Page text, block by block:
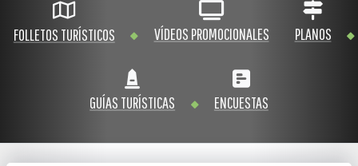
FOLLETOS TURÍSTICOS VÍDEOS PROMOCIONALES PLANOS
GUÍAS TURÍSTICAS ENCUESTAS